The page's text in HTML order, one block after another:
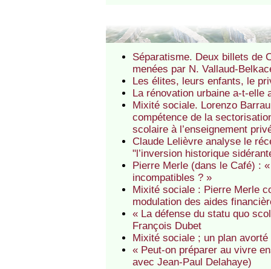
Séparatisme. Deux billets de
menées par N. Vallaud-
Les élites, leurs enfants, le
La rénovation urbaine a-t-
Mixité sociale. Lorenzo
compétence de la
scolaire à l’enseignement
Claude Lelièvre analyse le
"l’inversion historique
Pierre Merle (dans le Café) :
incompatibles ? »
Mixité sociale : Pierre Merle
modulation des aides
« La défense du statu quo
François Dubet
Mixité sociale ; un plan
« Peut-on préparer au vivre
avec Jean-Paul Delahaye)